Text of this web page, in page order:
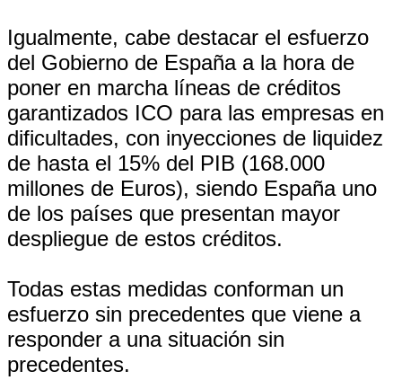
Igualmente, cabe destacar el esfuerzo
del Gobierno de España a la hora de
poner en marcha líneas de créditos
garantizados ICO para las empresas en
dificultades, con inyecciones de liquidez
de hasta el 15% del PIB (168.000
millones de Euros), siendo España uno
de los países que presentan mayor
despliegue de estos créditos.
Todas estas medidas conforman un
esfuerzo sin precedentes que viene a
responder a una situación sin
precedentes.